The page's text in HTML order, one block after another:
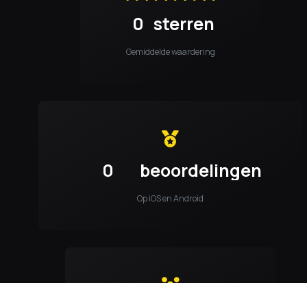
0 sterren
Gemiddelde waardering
0 beoordelingen
Op iOS en Android